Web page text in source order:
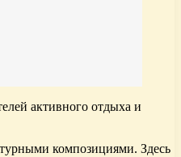
активного отдыха и
композициями. Здесь